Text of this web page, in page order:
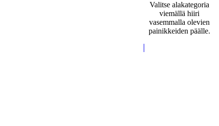
Valitse alakategoria
viemällä hiiri
vasemmalla olevien
painikkeiden päälle.